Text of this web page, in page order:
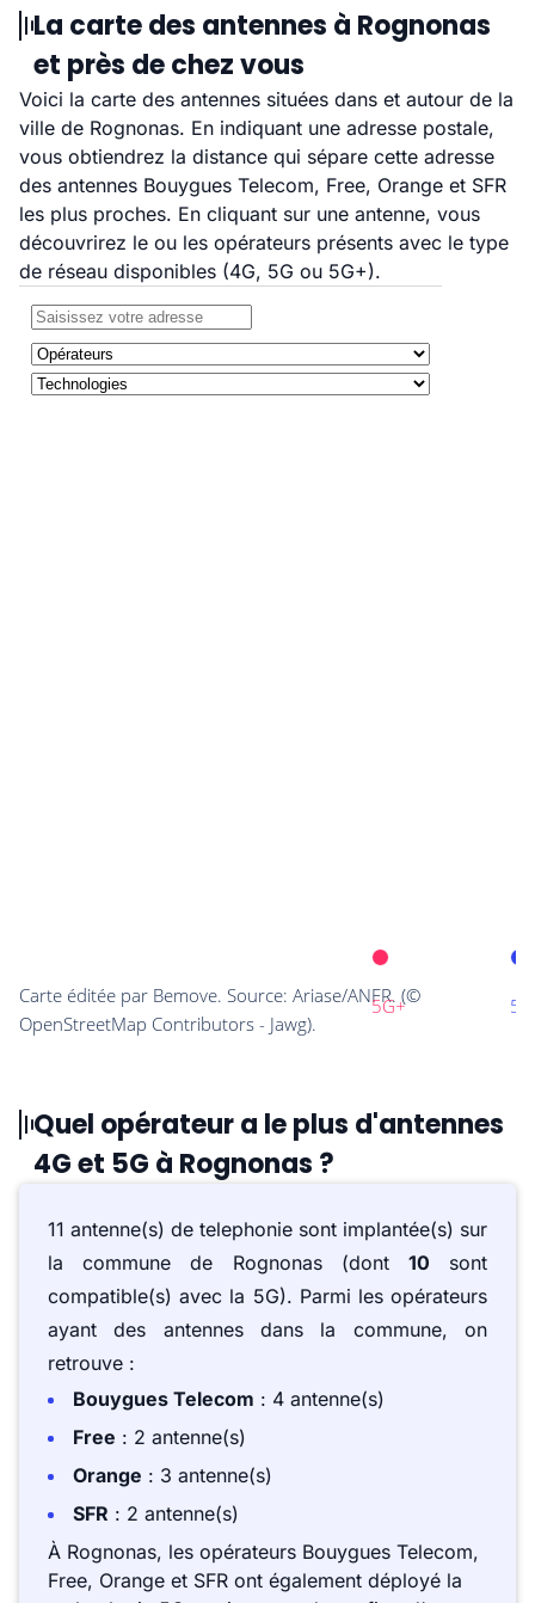
La carte des antennes à Rognonas
et près de chez vous
Voici la carte des antennes situées dans et autour de la
ville de Rognonas. En indiquant une adresse postale,
vous obtiendrez la distance qui sépare cette adresse
des antennes Bouygues Telecom, Free, Orange et SFR
les plus proches. En cliquant sur une antenne, vous
découvrirez le ou les opérateurs présents avec le type
de réseau disponibles (4G, 5G ou 5G+).
Quel opérateur a le plus d'antennes
4G et 5G à Rognonas ?
11 antenne(s) de telephonie sont implantée(s) sur
la commune de Rognonas (dont 10 sont
compatible(s) avec la 5G). Parmi les opérateurs
ayant des antennes dans la commune, on
retrouve :
Bouygues Telecom : 4 antenne(s)
Free : 2 antenne(s)
Orange : 3 antenne(s)
SFR : 2 antenne(s)
À Rognonas, les opérateurs Bouygues Telecom,
Free, Orange et SFR ont également déployé la